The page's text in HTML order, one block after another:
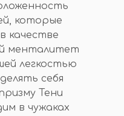
которые
качестве
менталитет
легкостью
себя
Тени
в чужаках